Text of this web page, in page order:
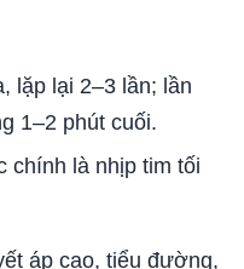
lặp lại 2–3 lần; lần
1–2 phút cuối.
chính là nhịp tim tối
áp cao, tiểu đường,